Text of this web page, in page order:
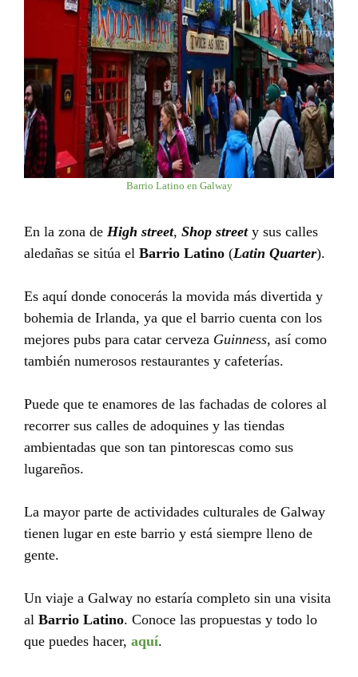
Barrio Latino en Galway
En la zona de High street, Shop streety sus calles
aledañas se sitúa el Barrio Latino (Latin Quarter).
Es aquí donde conocerás la movida más divertida y
bohemia de Irlanda, ya que el barrio cuenta con los
mejores pubs para catar cerveza Guinness, así como
también numerosos restaurantes y cafeterías.
Puede que te enamores de las fachadas de colores al
recorrer sus calles de adoquines y las tiendas
ambientadas que son tan pintorescas como sus
lugareños.
La mayor parte de actividades culturales de Galway
tienen lugar en este barrio y está siempre lleno de
gente.
Un viaje a Galway no estaría completo sin una visita
al Barrio Latino. Conoce las propuestas y todo lo
que puedes hacer, aquí.